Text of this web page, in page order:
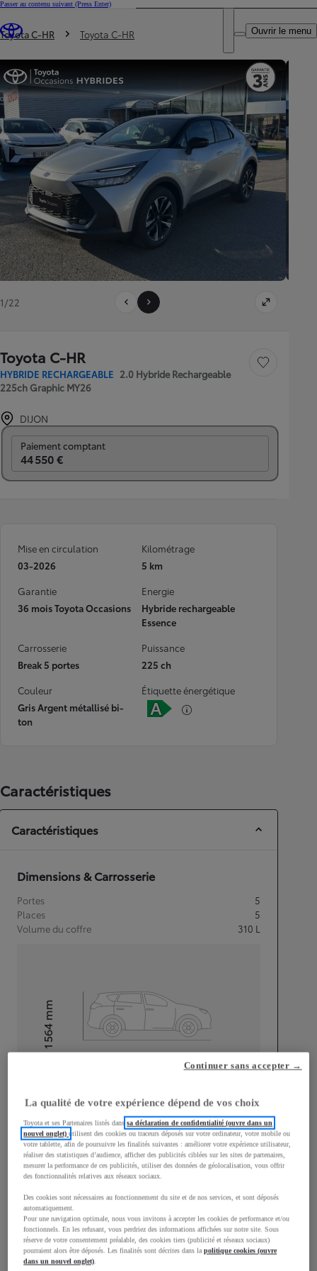
Passer au contenu suivant (Press Enter)
Trouvez un partenaire Toyota
DEALER NAME
Ouvrir le menu
Vous êtes ici
Toyota C-HR Toyota C-HR
1/22
Toyota C-HR
HYBRIDE RECHARGEABLE 2.0 Hybride Rechargeable
225ch Graphic MY26
Sauvegarder le
DIJON
Paiement comptant
44 550 €
Mise en circulation
03-2026
Kilométrage
5 km
Garantie
36 mois Toyota Occasions
Energie
Hybride rechargeable
Essence
Carrosserie
Break 5 portes
Puissance
225 ch
Couleur
Gris Argent métallisé bi-
ton
Étiquette énergétique
Caractéristiques
Caractéristiques
Dimensions & Carrosserie
Portes
5
Places
5
Volume du coffre
310 L
Hauteur1 564
mm
Largeur
1 832mm
Consommation mixte
Consommation mixte
La qualité de votre expérience dépend de vos choix
Toyota et ses Partenaires listés danssa déclaration de confidentialité (ouvre dans un
nouvel onglet)utilisent des cookies ou traceurs déposés sur votre ordinateur, votre mobile ou
votre tablette, afin de poursuivre les finalités suivantes : améliorer votre expérience utilisateur,
réaliser des statistiques d’audience, afficher des publicités ciblées sur les sites de partenaires,
mesurer la performance de ces publicités, utiliser des données de géolocalisation, vous offrir
des fonctionnalités relatives aux réseaux sociaux.
Des cookies sont nécessaires au fonctionnement du site et de nos services, et sont déposés
automatiquement.
Pour une navigation optimale, nous vous invitons à accepter les cookies de performance et/ou
fonctionnels. En les refusant, vous perdriez des informations affichées sur notre site. Sous
réserve de votre consentement préalable, des cookies tiers (publicité et réseaux sociaux)
pourraient alors être déposés. Les finalités sont décrites dans lapolitique cookies (ouvre
dans un nouvel onglet).
Continuer sans accepter →